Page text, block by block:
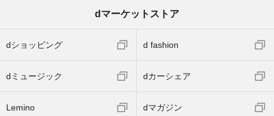
dマーケットストア
dショッピング d fashion
dミュージック dカーシェア
Lemino dマガジン